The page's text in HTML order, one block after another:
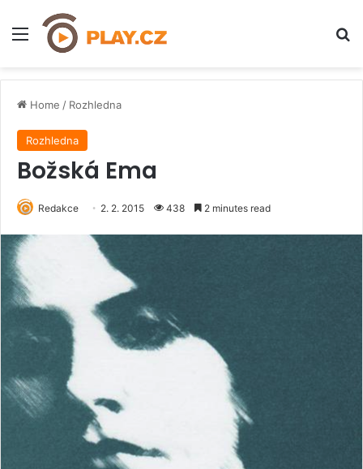
Menu
Home / Rozhledna
Rozhledna
Božská Ema
Redakce 2. 2. 2015 438 2 minutes read